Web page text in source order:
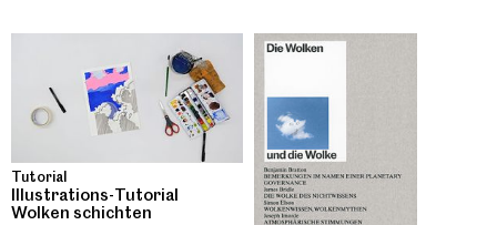
Tutorial
Illustrations-Tutorial
Wolken schichten